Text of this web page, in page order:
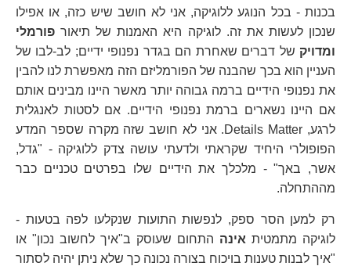
בכנות - בכל הנוגע ללוגיקה, אני לא חושב שיש כזה, או אפילו
שנכון לעשות את זה. לוגיקה היא האמנות של תיאור פורמלי
ומדויק של דברים שאחרת הם בגדר נפנופי ידיים; לב-לבו של
העניין הוא בכך שהבנה של הפורמליזם הזה מאפשרת לנו להבין
את נפנופי הידיים ברמה גבוהה יותר מאשר היינו מבינים אותם
אם היינו נשארים ברמת נפנופי הידיים. אם לסטות לאנגלית
לרגע, Details Matter. אני לא חושב שזה מקרה שספר המדע
הפופולרי היחיד שקראתי ולדעתי עושה צדק ללוגיקה - "גדל,
אשר, באך" - מלכלך את הידיים שלו בפרטים טכניים כבר
מההתחלה.
רק למען הסר ספק, לנפשות התועות שנקלעו לפה בטעות -
לוגיקה מתמטית אינה התחום שעוסק ב"איך לחשוב נכון" או
"איך לבנות טענות בויכוח בצורה נכונה כך שלא ניתן יהיה לסתור